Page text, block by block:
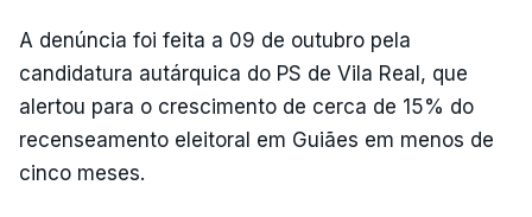
A denúncia foi feita a 09 de outubro pela
candidatura autárquica do PS de Vila Real, que
alertou para o crescimento de cerca de 15% do
recenseamento eleitoral em Guiães em menos de
cinco meses.